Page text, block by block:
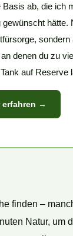
Basis ab, die ich
gewünscht hätte.
sondern
denen du zu
auf Reserve
erfahren →